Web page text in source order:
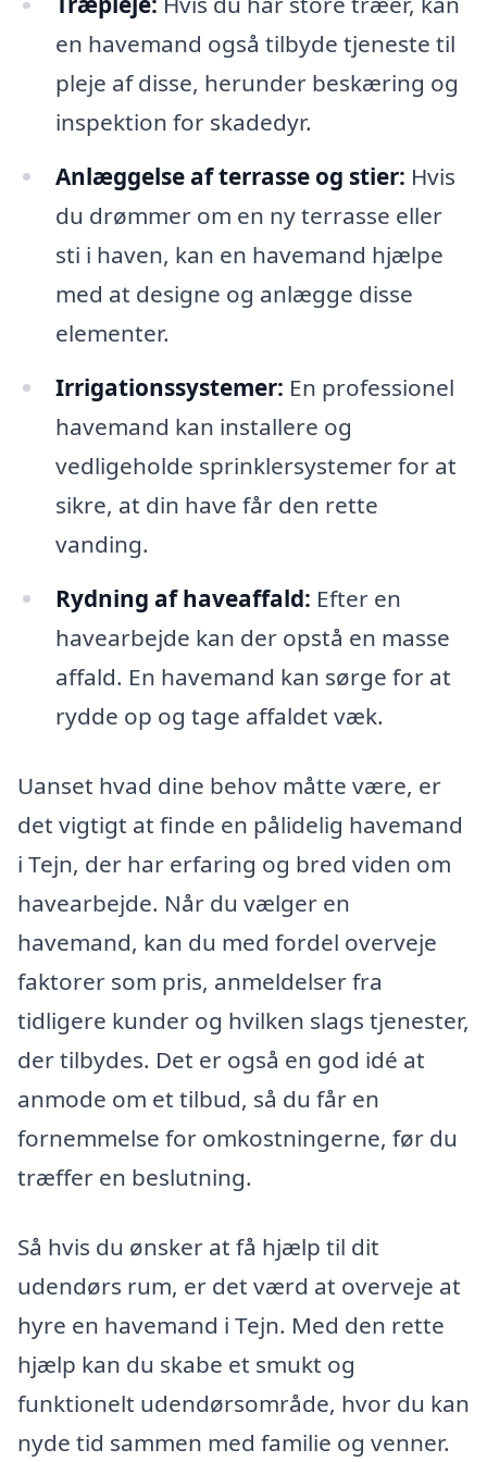
en havemand også tilbyde tjeneste til
pleje af disse, herunder beskæring og
inspektion for skadedyr.
Anlæggelse af terrasse og stier: Hvis
du drømmer om en ny terrasse eller
sti i haven, kan en havemand hjælpe
med at designe og anlægge disse
elementer.
Irrigationssystemer: En professionel
havemand kan installere og
vedligeholde sprinklersystemer for at
sikre, at din have får den rette
vanding.
Rydning af haveaffald: Efter en
havearbejde kan der opstå en masse
affald. En havemand kan sørge for at
rydde op og tage affaldet væk.
Uanset hvad dine behov måtte være, er
det vigtigt at finde en pålidelig havemand
i Tejn, der har erfaring og bred viden om
havearbejde. Når du vælger en
havemand, kan du med fordel overveje
faktorer som pris, anmeldelser fra
tidligere kunder og hvilken slags tjenester,
der tilbydes. Det er også en god idé at
anmode om et tilbud, så du får en
fornemmelse for omkostningerne, før du
træffer en beslutning.
Så hvis du ønsker at få hjælp til dit
udendørs rum, er det værd at overveje at
hyre en havemand i Tejn. Med den rette
hjælp kan du skabe et smukt og
funktionelt udendørsområde, hvor du kan
nyde tid sammen med familie og venner.